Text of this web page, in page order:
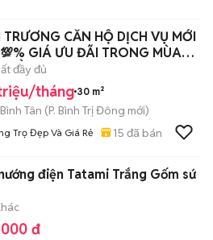
TRƯƠNG CĂN HỘ DỊCH VỤ MỚI
GIÁ ƯU ĐÃI TRONG MÙA
đầy đủ
tháng 30 m²
Tân (P. Bình Trị Đông mới)
Trọ Đẹp Và Giá Rẻ 15 đã bán
điện Tatami Trắng Gốm sứ
đ